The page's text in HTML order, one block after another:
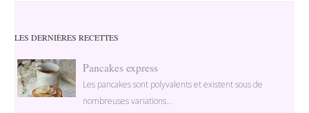
LES DERNIÈRES RECETTES
Pancakes express
Les pancakes sont polyvalents et existent sous de
nombreuses variations...